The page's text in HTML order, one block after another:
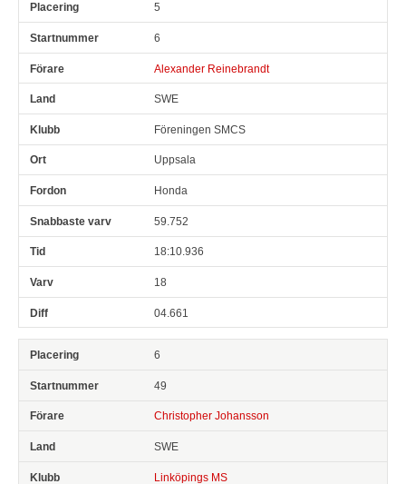
5
6
Alexander Reinebrandt
SWE
Föreningen SMCS
Uppsala
Honda
59.752
18:10.936
18
04.661
6
49
Christopher Johansson
SWE
Linköpings MS